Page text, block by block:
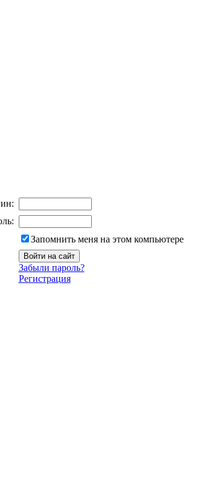
Запомнить меня на этом компьютере
Забыли пароль?
Регистрация